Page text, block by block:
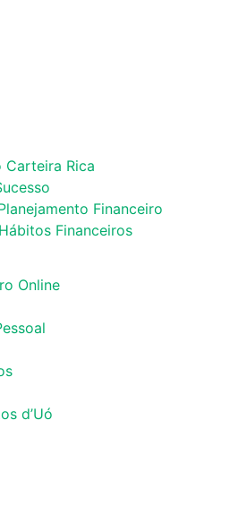
Carteira Rica
Financeiro
Financeiros
Online
d’Uó